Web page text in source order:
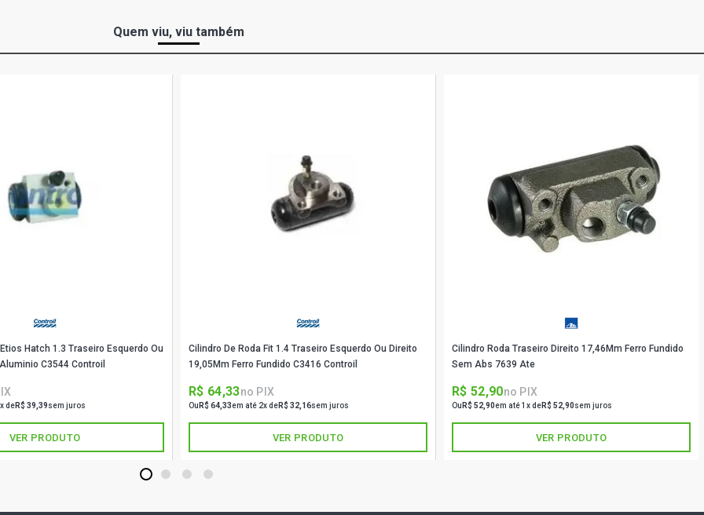
F1000 STD PICKUP 4.1 MWM 4.10T DIESEL (1997 -
2006)
F1000 XL PICKUP 4.9 12V E-MAX GASOLINA (1995
- 1998)
F1000 XLT PICKUP 4.9 12V E-MAX GASOLINA
F1000 STD PICKUP 3.9 8V MWM 229/4 L4 DIESEL
Quem viu, viu também
Hatch 1.3 Traseiro Esquerdo Ou
C3544 Controil
deR$ 39,39sem juros
VER PRODUTO
Cilindro De Roda Fit 1.4 Traseiro Esquerdo Ou Direito
19,05Mm Ferro Fundido C3416 Controil
R$ 64,33no PIX
Ou R$ 64,33em até 2x deR$ 32,16sem juros
VER PRODUTO
Cilindro Roda Traseiro Direito 17,46Mm Ferro Fundido
Sem Abs 7639 Ate
R$ 52,90no PIX
Ou R$ 52,90em até 1x deR$ 52,90sem juros
VER PRODUTO
1 2 3 4